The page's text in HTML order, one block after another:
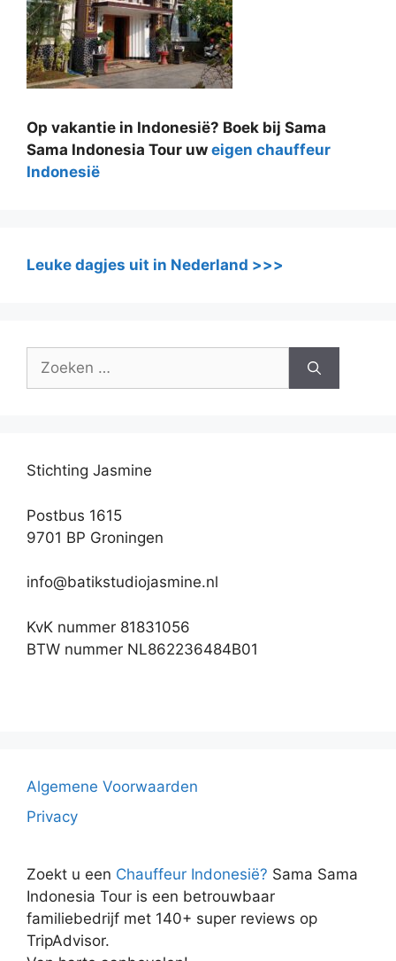
Op vakantie in Indonesië? Boek bij Sama
Sama Indonesia Tour uw eigen chauffeur
Indonesië
Leuke dagjes uit in Nederland >>>
Zoek
Stichting Jasmine
Postbus 1615
9701 BP Groningen
info@batikstudiojasmine.nl
KvK nummer 81831056
BTW nummer NL862236484B01
Algemene Voorwaarden
Privacy
Zoekt u een Chauffeur Indonesië? Sama Sama
Indonesia Tour is een betrouwbaar
familiebedrijf met 140+ super reviews op
TripAdvisor.